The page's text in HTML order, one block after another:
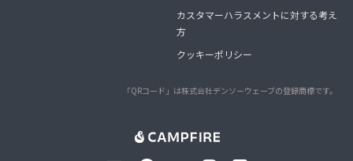
カスタマーハラスメントに対する考え
方
クッキーポリシー
「QRコード」は株式会社デンソーウェーブの登録商標です。